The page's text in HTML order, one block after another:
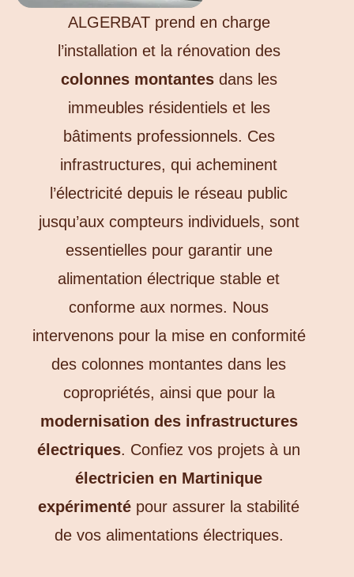
ALGERBAT prend en charge
l’installation et la rénovation des
colonnes montantesdans les
immeubles résidentiels et les
bâtiments professionnels. Ces
infrastructures, qui acheminent
l’électricité depuis le réseau public
jusqu’aux compteurs individuels, sont
essentielles pour garantir une
alimentation électrique stable et
conforme aux normes. Nous
intervenons pour la mise en conformité
des colonnes montantes dans les
copropriétés, ainsi que pour la
modernisation des infrastructures
électriques. Confiez vos projets à un
électricien en Martinique
expérimenté pour assurer la stabilité
de vos alimentations électriques.